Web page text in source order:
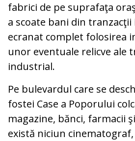
fabrici de pe suprafaţa
a scoate bani din
ecranat complet folosirea
unor eventuale relicve ale
industrial.
Pe bulevardul care se
fostei Case a Poporului
magazine, bănci, farmacii
există niciun